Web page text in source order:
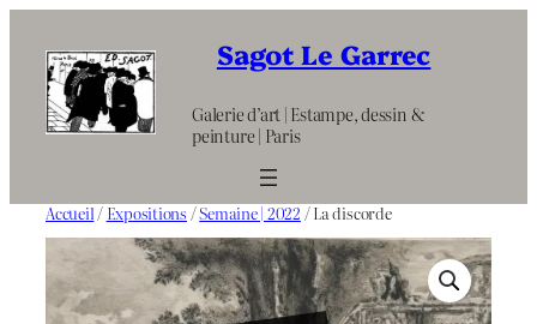
contenu
Sagot Le Garrec
Galerie d’art | Estampe, dessin &
peinture | Paris
Accueil / Expositions /Semaine | 2022 / La discorde